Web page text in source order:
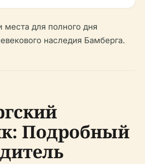
места для полного дня
наследия Бамберга.
Подробный